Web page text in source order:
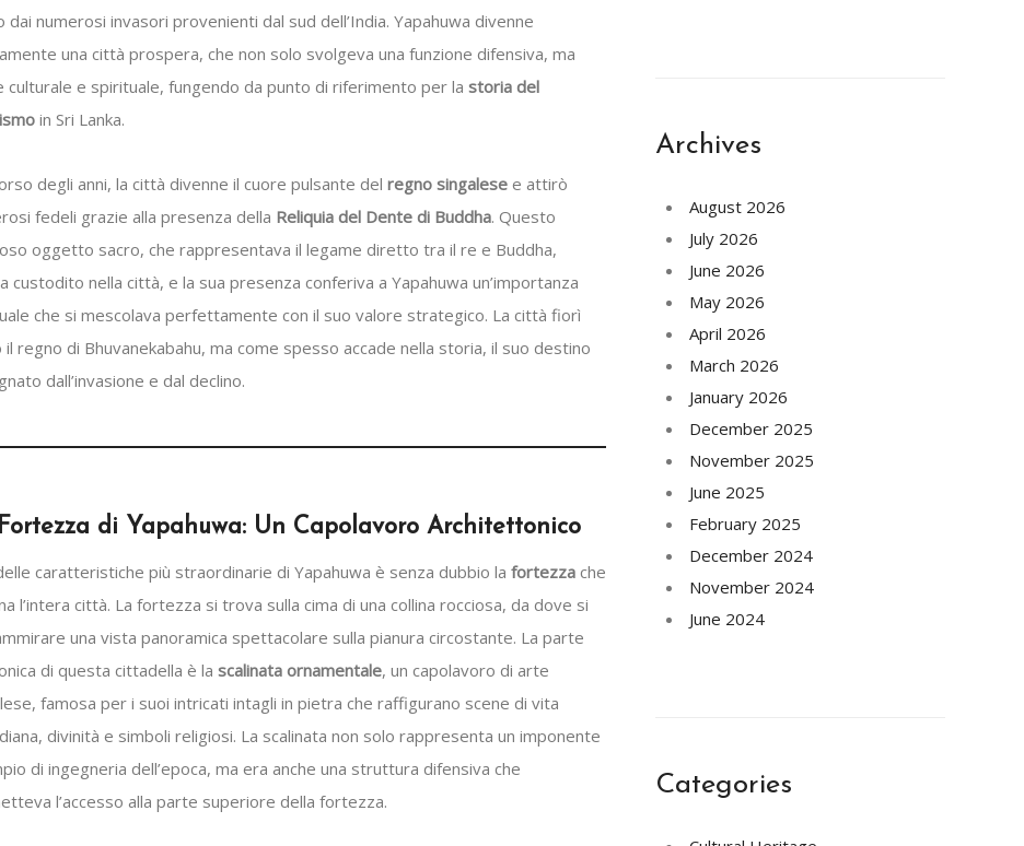
dai numerosi invasori provenienti dal sud dell’India. Yapahuwa divenne
una città prospera, che non solo svolgeva una funzione difensiva, ma
culturale e spirituale, fungendo da punto di riferimento per la storia del
in Sri Lanka.
degli anni, la città divenne il cuore pulsante del regno singalese e attirò
fedeli grazie alla presenza della Reliquia del Dente di Buddha. Questo
oggetto sacro, che rappresentava il legame diretto tra il re e Buddha,
custodito nella città, e la sua presenza conferiva a Yapahuwa un’importanza
che si mescolava perfettamente con il suo valore strategico. La città fiorì
regno di Bhuvanekabahu, ma come spesso accade nella storia, il suo destino
dall’invasione e dal declino.
di Yapahuwa: Un Capolavoro Architettonico
caratteristiche più straordinarie di Yapahuwa è senza dubbio la fortezza che
l’intera città. La fortezza si trova sulla cima di una collina rocciosa, da dove si
una vista panoramica spettacolare sulla pianura circostante. La parte
di questa cittadella è la scalinata ornamentale, un capolavoro di arte
famosa per i suoi intricati intagli in pietra che raffigurano scene di vita
divinità e simboli religiosi. La scalinata non solo rappresenta un imponente
di ingegneria dell’epoca, ma era anche una struttura difensiva che
l’accesso alla parte superiore della fortezza.
Archives
August 2026
July 2026
June 2026
May 2026
April 2026
March 2026
January 2026
December 2025
November 2025
June 2025
February 2025
December 2024
November 2024
June 2024
Categories